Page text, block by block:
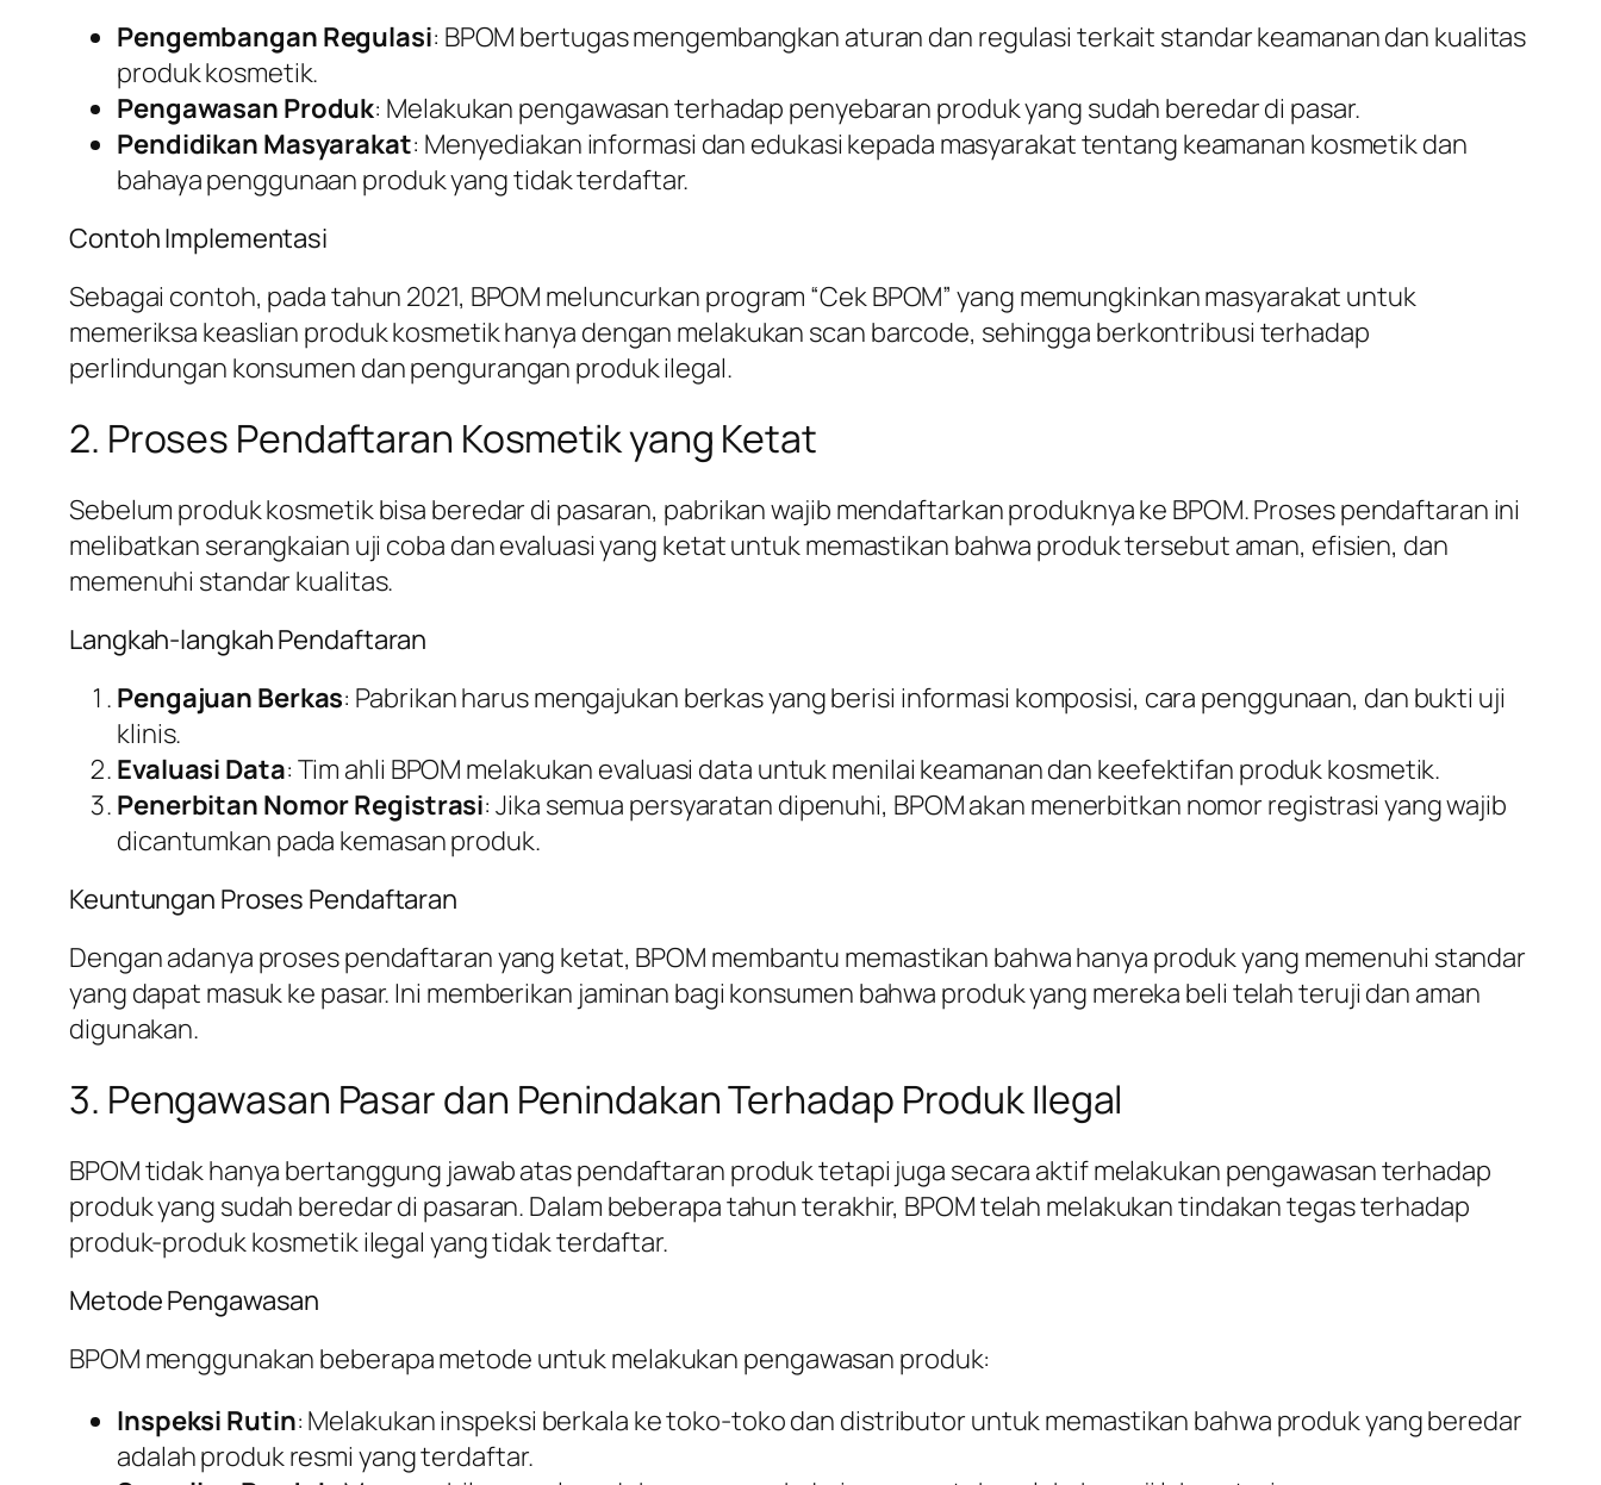
Pengembangan Regulasi: BPOM bertugas mengembangkan aturan dan regulasi terkait standar keamanan dan kualitas
produk kosmetik.
Pengawasan Produk: Melakukan pengawasan terhadap penyebaran produk yang sudah beredar di pasar.
Pendidikan Masyarakat: Menyediakan informasi dan edukasi kepada masyarakat tentang keamanan kosmetik dan
bahaya penggunaan produk yang tidak terdaftar.
Contoh Implementasi
Sebagai contoh, pada tahun 2021, BPOM meluncurkan program “Cek BPOM” yang memungkinkan masyarakat untuk
memeriksa keaslian produk kosmetik hanya dengan melakukan scan barcode, sehingga berkontribusi terhadap
perlindungan konsumen dan pengurangan produk ilegal.
2. Proses Pendaftaran Kosmetik yang Ketat
Sebelum produk kosmetik bisa beredar di pasaran, pabrikan wajib mendaftarkan produknya ke BPOM. Proses pendaftaran ini
melibatkan serangkaian uji coba dan evaluasi yang ketat untuk memastikan bahwa produk tersebut aman, efisien, dan
memenuhi standar kualitas.
Langkah-langkah Pendaftaran
Pengajuan Berkas: Pabrikan harus mengajukan berkas yang berisi informasi komposisi, cara penggunaan, dan bukti uji
klinis.
Evaluasi Data: Tim ahli BPOM melakukan evaluasi data untuk menilai keamanan dan keefektifan produk kosmetik.
Penerbitan Nomor Registrasi: Jika semua persyaratan dipenuhi, BPOM akan menerbitkan nomor registrasi yang wajib
dicantumkan pada kemasan produk.
Keuntungan Proses Pendaftaran
Dengan adanya proses pendaftaran yang ketat, BPOM membantu memastikan bahwa hanya produk yang memenuhi standar
yang dapat masuk ke pasar. Ini memberikan jaminan bagi konsumen bahwa produk yang mereka beli telah teruji dan aman
digunakan.
3. Pengawasan Pasar dan Penindakan Terhadap Produk Ilegal
BPOM tidak hanya bertanggung jawab atas pendaftaran produk tetapi juga secara aktif melakukan pengawasan terhadap
produk yang sudah beredar di pasaran. Dalam beberapa tahun terakhir, BPOM telah melakukan tindakan tegas terhadap
produk-produk kosmetik ilegal yang tidak terdaftar.
Metode Pengawasan
BPOM menggunakan beberapa metode untuk melakukan pengawasan produk:
Inspeksi Rutin: Melakukan inspeksi berkala ke toko-toko dan distributor untuk memastikan bahwa produk yang beredar
adalah produk resmi yang terdaftar.